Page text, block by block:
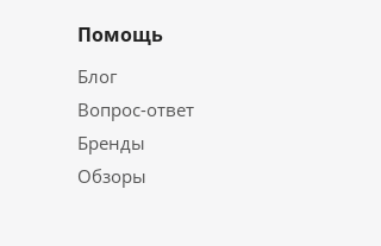
Помощь
Блог
Вопрос-ответ
Бренды
Обзоры